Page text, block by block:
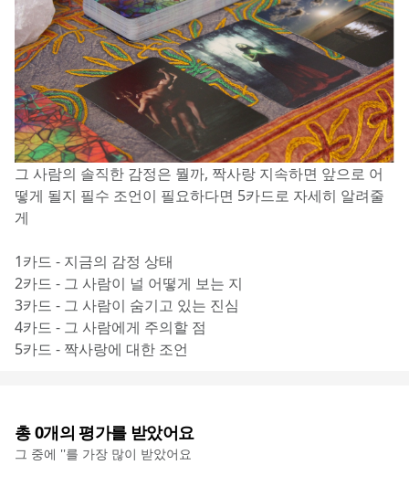
그 사람의 솔직한 감정은 뭘까, 짝사랑 지속하면 앞으로 어
떻게 될지 필수 조언이 필요하다면 5카드로 자세히 알려줄
게
1카드 - 지금의 감정 상태
2카드 - 그 사람이 널 어떻게 보는 지
3카드 - 그 사람이 숨기고 있는 진심
4카드 - 그 사람에게 주의할 점
5카드 - 짝사랑에 대한 조언
총0개의 평가를 받았어요
그 중에 ''를 가장 많이 받았어요